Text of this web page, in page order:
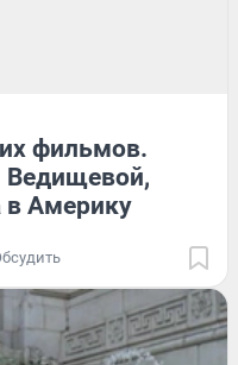
фильмов.
в Америку